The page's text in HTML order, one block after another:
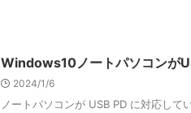
Windows10ノートパソコンが
2024/1/6
ノートパソコンが USB PD に対応して